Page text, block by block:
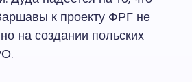
к проекту ФРГ не
на создании польских